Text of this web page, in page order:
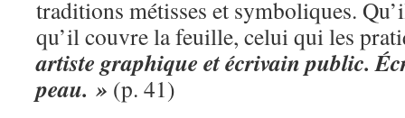
traditions métisses et symboliques.
qu’il couvre la feuille, celui qui les
artiste graphique et écrivain public.
peau. » (p. 41)